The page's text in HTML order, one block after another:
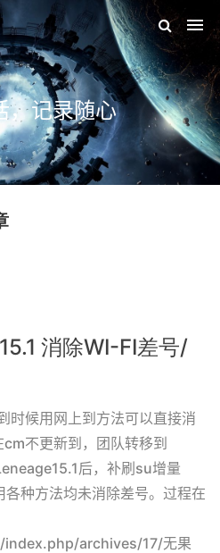
，记录随心
消除WI-FI差号/
时候用网上到方法可以直接消
不更新到，团队转移到
后，补刷su增量
种方法均未消除差号。过程在
archives/17/无果